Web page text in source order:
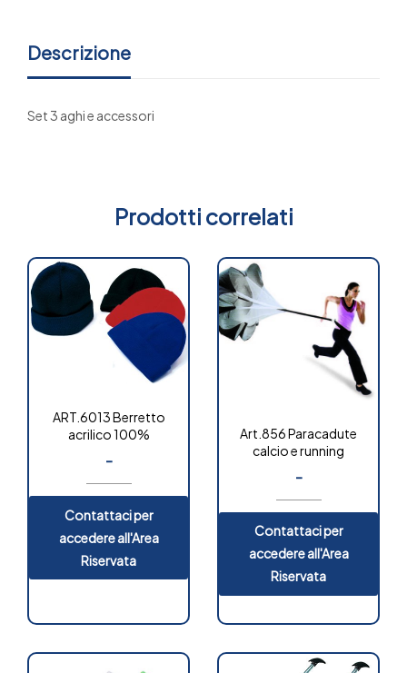
Descrizione
Set 3 aghi e accessori
Prodotti correlati
ART.6013 Berretto
acrilico 100%
-
Contattaci per
accedere all'Area
Riservata
Art.856 Paracadute
calcio e running
-
Contattaci per
accedere all'Area
Riservata